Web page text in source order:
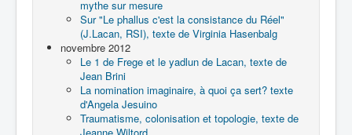
mythe sur mesure
Sur "Le phallus c'est la consistance du Réel"
(J.Lacan, RSI), texte de Virginia Hasenbalg
novembre 2012
Le 1 de Frege et le yadlun de Lacan, texte de
Jean Brini
La nomination imaginaire, à quoi ça sert? texte
d'Angela Jesuino
Traumatisme, colonisation et topologie, texte de